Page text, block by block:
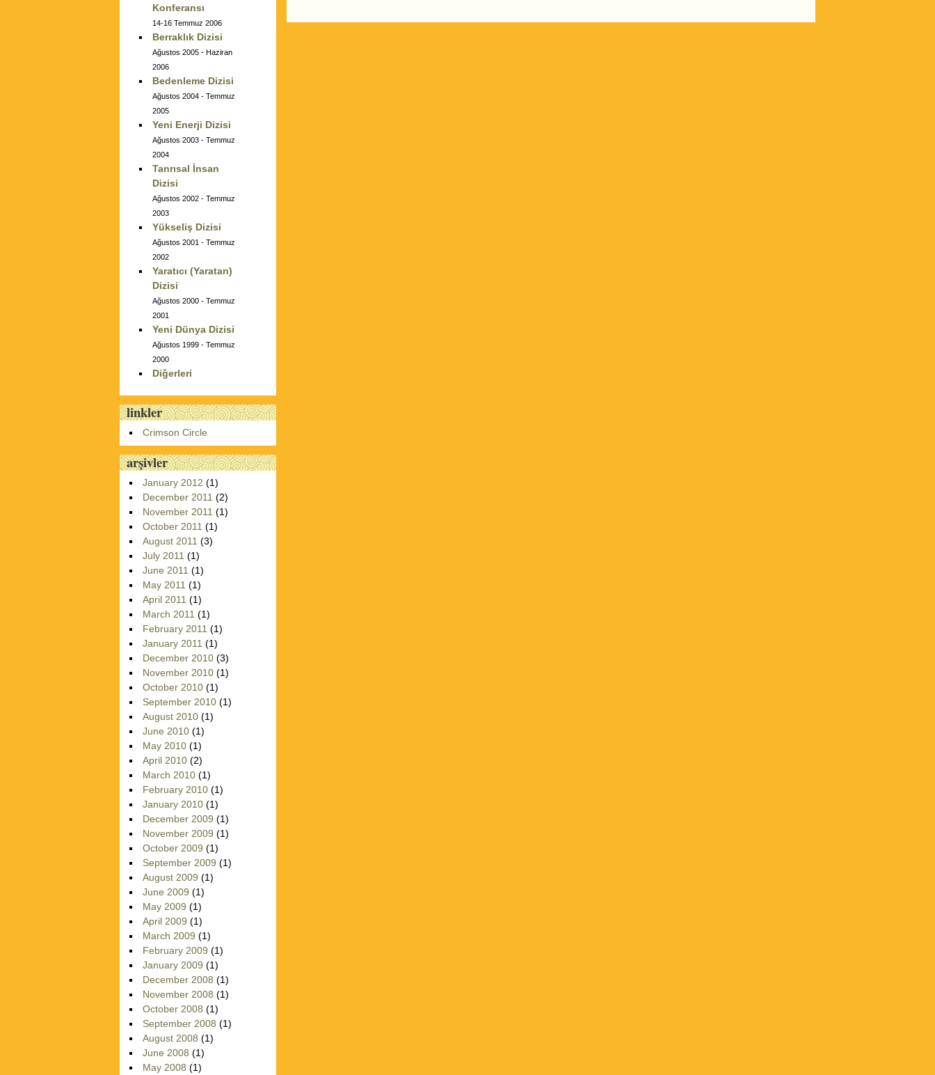
Post navigation
Konferansı
14-16 Temmuz 2006
Berraklık Dizisi
Ağustos 2005 - Haziran
2006
Bedenleme Dizisi
Ağustos 2004 - Temmuz
2005
Yeni Enerji Dizisi
Ağustos 2003 - Temmuz
2004
Tanrısal İnsan
Dizisi
Ağustos 2002 - Temmuz
2003
Yükseliş Dizisi
Ağustos 2001 - Temmuz
2002
Yaratıcı (Yaratan)
Dizisi
Ağustos 2000 - Temmuz
2001
Yeni Dünya Dizisi
Ağustos 1999 - Temmuz
2000
Diğerleri
linkler
Crimson Circle
arşivler
January 2012 (1)
December 2011 (2)
November 2011 (1)
October 2011 (1)
August 2011 (3)
July 2011 (1)
June 2011 (1)
May 2011 (1)
April 2011 (1)
March 2011 (1)
February 2011 (1)
January 2011 (1)
December 2010 (3)
November 2010 (1)
October 2010 (1)
September 2010 (1)
August 2010 (1)
June 2010 (1)
May 2010 (1)
April 2010 (2)
March 2010 (1)
February 2010 (1)
January 2010 (1)
December 2009 (1)
November 2009 (1)
October 2009 (1)
September 2009 (1)
August 2009 (1)
June 2009 (1)
May 2009 (1)
April 2009 (1)
March 2009 (1)
February 2009 (1)
January 2009 (1)
December 2008 (1)
November 2008 (1)
October 2008 (1)
September 2008 (1)
August 2008 (1)
June 2008 (1)
May 2008 (1)